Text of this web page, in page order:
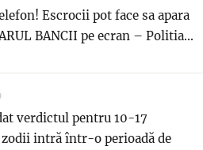
Escrocii pot face sa apara
BANCII pe ecran – Politia...
verdictul pentru 10-17
zodii intră într-o perioadă de